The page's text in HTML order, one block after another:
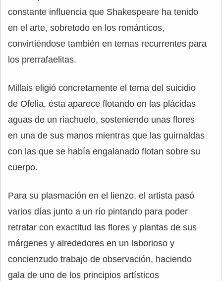
constante influencia que Shakespeare ha tenido
en el arte, sobretodo en los románticos,
convirtiéndose también en temas recurrentes para
los prerrafaelitas.
Millais eligió concretamente el tema del suicidio
de Ofelia, ésta aparece flotando en las plácidas
aguas de un riachuelo, sosteniendo unas flores
en una de sus manos mientras que las guirnaldas
con las que se había engalanado flotan sobre su
cuerpo.
Para su plasmación en el lienzo, el artista pasó
varios días junto a un río pintando para poder
retratar con exactitud las flores y plantas de sus
márgenes y alrededores en un laborioso y
concienzudo trabajo de observación, haciendo
gala de uno de los principios artísticos